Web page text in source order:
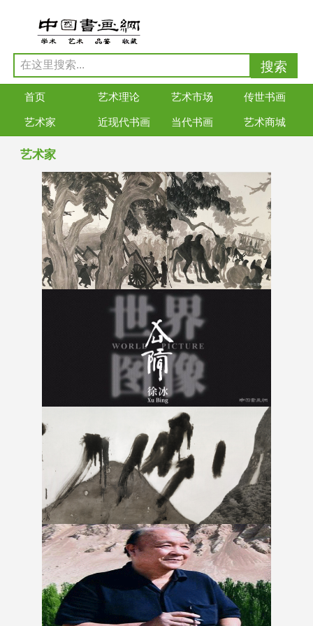
首页 艺术理论 艺术市场 传世书画
艺术家 近现代书画 当代书画 艺术商城
艺术家